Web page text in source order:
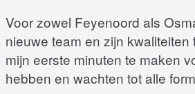
Voor zowel Feyenoord als
nieuwe team en zijn
mijn eerste minuten te maken
hebben en wachten tot alle